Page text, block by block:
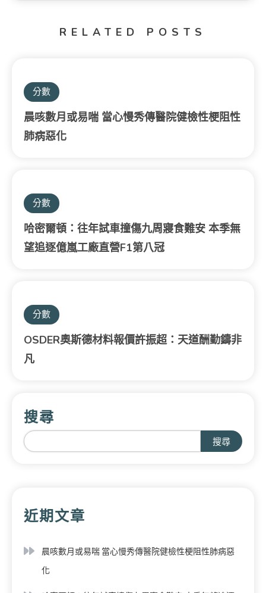
RELATED POSTS
分數
晨咳數月或易喘 當心慢秀傳醫院健檢性梗阻性
肺病惡化
分數
哈密爾頓：往年試車撞傷九周寢食難安 本季無
望追逐億嵐工廠直營F1第八冠
分數
OSDER奧斯德材料報價許振超：天道酬勤鑄非
凡
搜尋
搜尋
近期文章
晨咳數月或易喘 當心慢秀傳醫院健檢性梗阻性肺病惡
化